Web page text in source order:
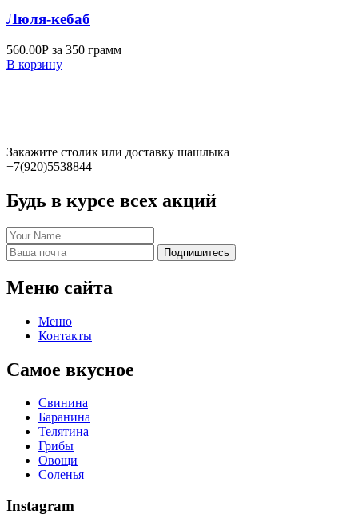
Люля-кебаб
560.00Р за 350 грамм
В корзину
Закажите столик или доставку шашлыка
+7(920)5538844
Будь в курсе всех акций
Подпишитесь
Меню сайта
Меню
Контакты
Самое вкусное
Свинина
Баранина
Телятина
Грибы
Овощи
Соленья
Instagram